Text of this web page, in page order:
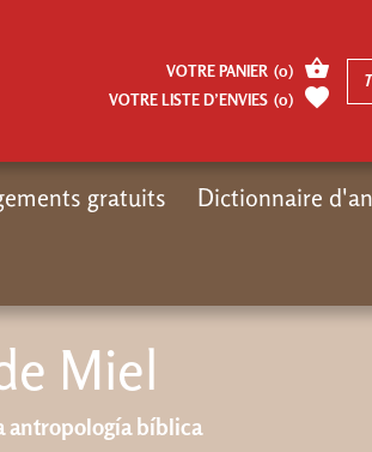
Miel
antropología bíblica
VOTRE PANIER (0)
VOTRE LISTE D’ENVIES (0)
gratuits Dictionnaire